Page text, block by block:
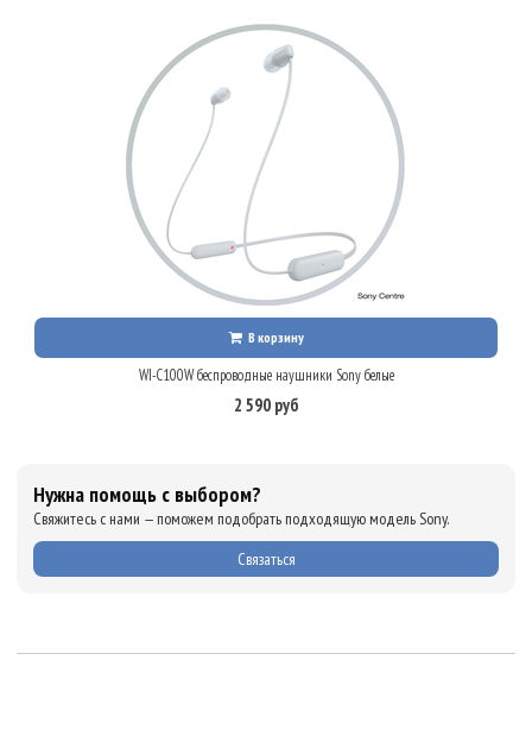
В корзину
WI-C100W беспроводные наушники Sony белые
2 590 руб
Нужна помощь с выбором?
Свяжитесь с нами — поможем подобрать подходящую модель Sony.
Связаться